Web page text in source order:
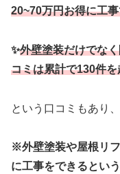
20~70万円お得に工
✨外壁塗装だけでな
コミは累計で130件
という口コミもあり
※外壁塗装や屋根リ
に工事をできるとい